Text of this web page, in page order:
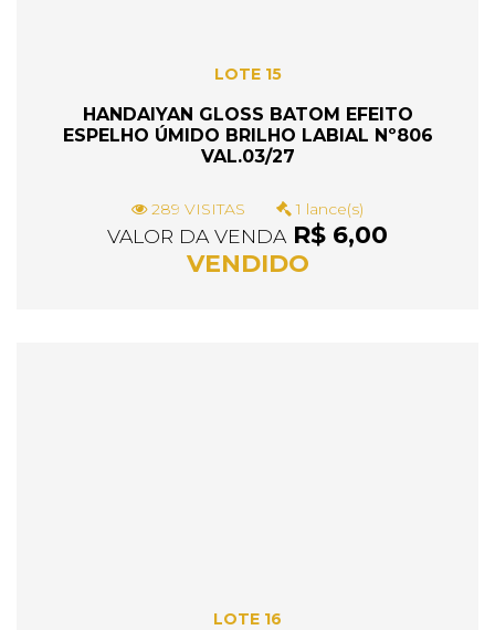
LOTE 15
HANDAIYAN GLOSS BATOM EFEITO
ESPELHO ÚMIDO BRILHO LABIAL Nº806
VAL.03/27
289 VISITAS 1 lance(s)
VALOR DA VENDAR$ 6,00
VENDIDO
LOTE 16